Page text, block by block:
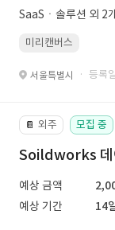
SaaSㆍ솔루션 외 2
미리캔버스
서울특별시 · 등록
📔 외주 모집 중
Soildworks 데
예상 금액
예상 기간
14